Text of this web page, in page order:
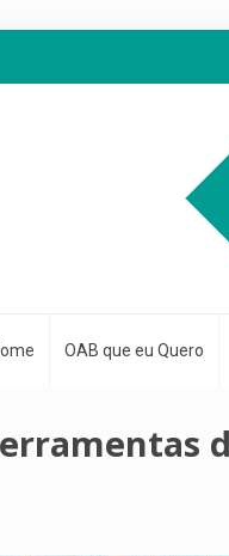
OAB que eu Quero